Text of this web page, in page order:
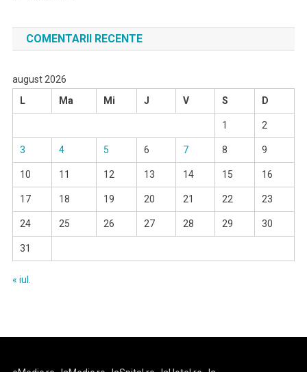
COMENTARII RECENTE
august 2026
L
Ma Mi J V S D
1 2
3 4 5 6 7 8 9
10 11 12 13 14 15 16
17 18 19 20 21 22 23
24 25 26 27 28 29 30
31
« iul.